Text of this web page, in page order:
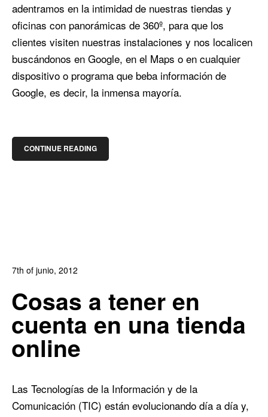
adentramos en la intimidad de nuestras tiendas y
oficinas con panorámicas de 360º, para que los
clientes visiten nuestras instalaciones y nos localicen
buscándonos en Google, en el Maps o en cualquier
dispositivo o programa que beba información de
Google, es decir, la inmensa mayoría.
CONTINUE READING
7th of junio, 2012
0
1
Cosas a tener en
cuenta en una tienda
online
Las Tecnologías de la Información y de la
Comunicación (TIC) están evolucionando día a día y,